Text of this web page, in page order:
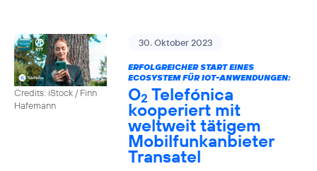
Credits: iStock / Finn
Hafemann
30. Oktober 2023
ERFOLGREICHER START EINES
ECOSYSTEM FÜR IOT-ANWENDUNGEN:
O2 Telefónica
kooperiert mit
weltweit tätigem
Mobilfunkanbieter
Transatel